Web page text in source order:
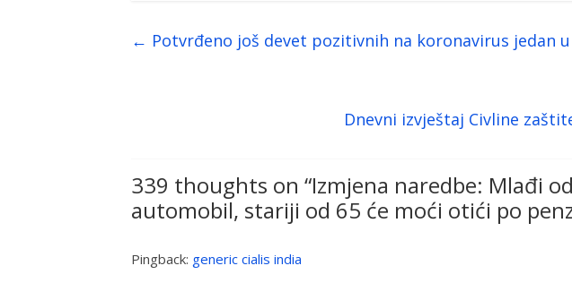
← Potvrđeno još devet pozitivnih na koronavirus jedan
Dnevni izvještaj Civline
339 thoughts on “Izmjena naredbe: Mlađi
automobil, stariji od 65 će moći otići po
Pingback: generic cialis india